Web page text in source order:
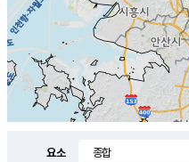
요소